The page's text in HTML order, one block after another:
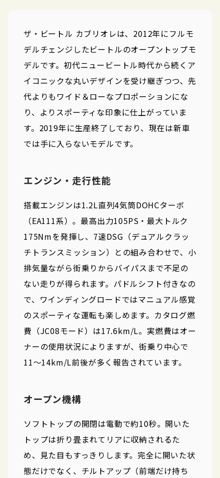
ザ・ビートル カブリオレは、2012年にフルモ
デルチェンジしたビートルのオープントップモ
デルです。初代ニュービートル時代から続くア
イコニックな丸いデザインを受け継ぎつつ、先
代よりもワイド＆ローなプロポーションにな
り、よりスポーティな印象に仕上がっていま
す。2019年に生産終了しており、現在は新車
では手に入らないモデルです。
エンジン・走行性能
搭載エンジンは1.2L直列4気筒DOHCターボ
（EA111系）。最高出力105PS・最大トルク
175Nmを発揮し、7速DSG（デュアルクラッ
チトランスミッション）との組み合わせで、小
排気量ながら街乗りからバイパスまで不足の
ない走りが得られます。パドルシフト付きなの
で、ワインディングロードではマニュアル感覚
のスポーティな運転も楽しめます。カタログ燃
費（JC08モード）は17.6km/L。実燃費はオー
ナーの使用状況によりますが、街乗り中心で
11〜14km/L前後が多く報告されています。
オープン機構
ソフトトップの開閉は電動で約10秒。開いた
トップは折り畳まれてリアに収納されるた
め、見た目もすっきりします。完全に開いた状
態だけでなく、チルトアップ（前端だけ持ち